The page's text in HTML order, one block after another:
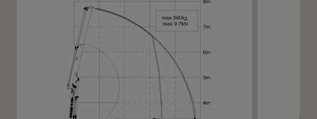
Richieda un preventivo